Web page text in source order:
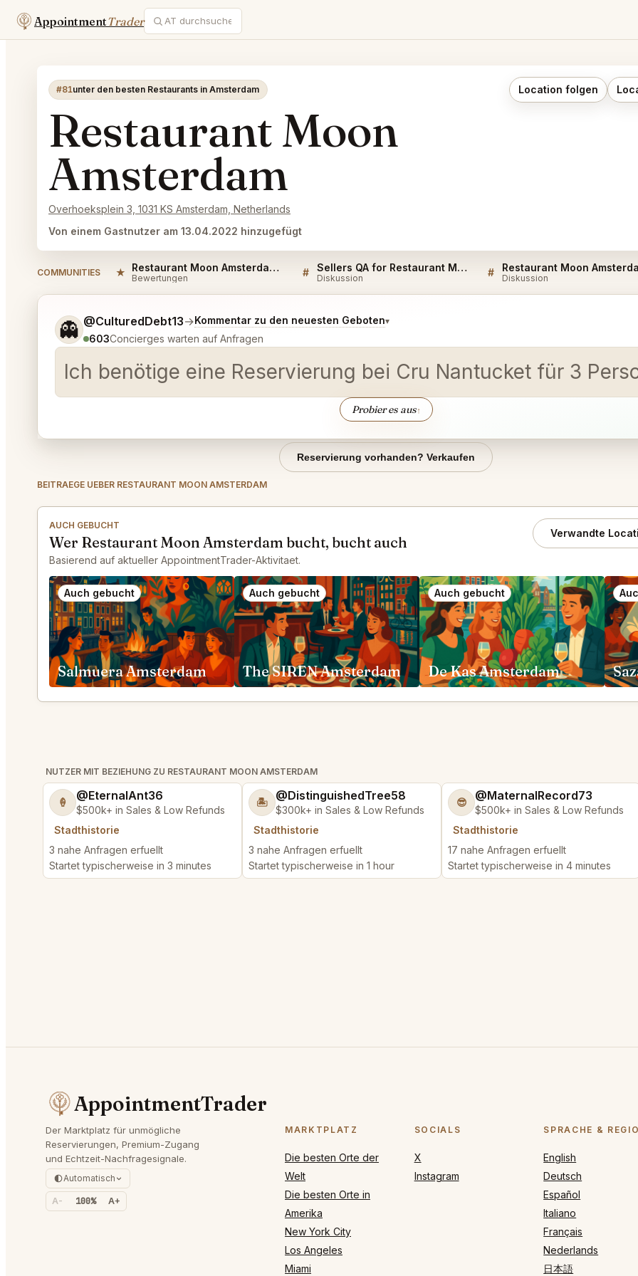
AppointmentTrader
#81unter den besten Restaurants in Amsterdam Location folgen
Restaurant Moon
Amsterdam
Overhoeksplein 3, 1031 KS Amsterdam, Netherlands
Von einem Gastnutzer am 13.04.2022 hinzugefügt
COMMUNITIES ★ Restaurant Moon Amsterdam Reviews
Bewertungen # Sellers QA for Restaurant Moon Amsterdam
Diskussion # Diskussion
👻 @CulturedDebt13→Kommentar zu den neuesten Geboten▾
603Concierges warten auf Anfragen
Ich benötige eine Reservierung bei Cru Nantucket für 3
Probier es aus↑
Sag mir noch etwas genauer, was du möchtest.
Reservierung vorhanden? Verkaufen
BEITRAEGE UEBER RESTAURANT MOON AMSTERDAM
AUCH GEBUCHT
Wer Restaurant Moon Amsterdam bucht, bucht auch
Basierend auf aktueller AppointmentTrader-Aktivitaet.
Verwandte
Auch gebucht
Salmuera Amsterdam
Auch gebucht
The SIREN Amsterdam
Auch gebucht
De Kas Amsterdam
NUTZER MIT BEZIEHUNG ZU RESTAURANT MOON AMSTERDAM
🍦 @EternalAnt36
$500k+ in Sales & Low Refunds
Stadthistorie
3 nahe Anfragen erfuellt
Startet typischerweise in 3 minutes
🏝️ @DistinguishedTree58
$300k+ in Sales & Low Refunds
Stadthistorie
3 nahe Anfragen erfuellt
Startet typischerweise in 1 hour
😎 @MaternalRecord73
$500k+ in Sales & Low Refunds
Stadthistorie
17 nahe Anfragen erfuellt
Startet typischerweise in 4 minutes
AppointmentTrader
Der Marktplatz für unmögliche
Reservierungen, Premium-Zugang
und Echtzeit-Nachfragesignale.
Automatisch
A- 100% A+
MARKTPLATZ
Die besten Orte der
Welt
Die besten Orte in
Amerika
New York City
Los Angeles
Miami
SOCIALS
X
Instagram
SPRACHE &
English
Deutsch
Español
Italiano
Français
Nederlands
日本語